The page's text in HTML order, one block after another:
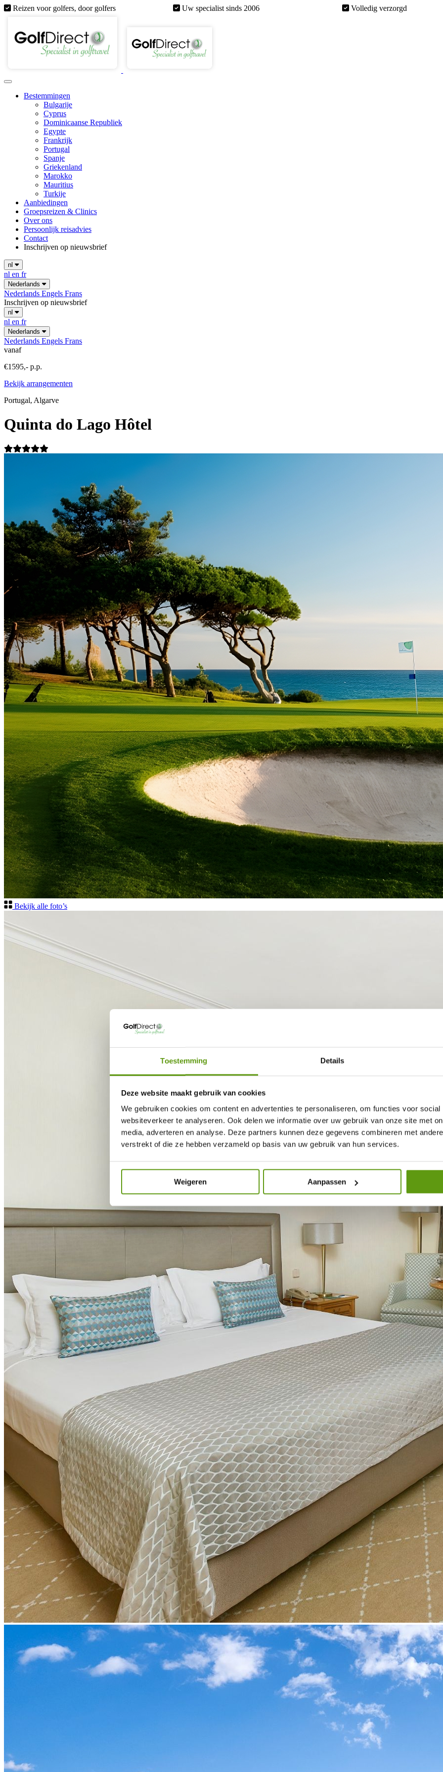
Toestemming Details
Deze website maakt gebruik van cookies
We gebruiken cookies om content en advertenties te personaliseren, om functies voor
websiteverkeer te analyseren. Ook delen we informatie over uw gebruik van onze site met
media, adverteren en analyse. Deze partners kunnen deze gegevens combineren met
verstrekt of die ze hebben verzameld op basis van uw gebruik van hun services.
Weigeren Aanpassen
Reizen voor golfers, door golfers Uw specialist sinds 2006 Volledig verzorgd
Bestemmingen
Bulgarije
Cyprus
Dominicaanse Republiek
Egypte
Frankrijk
Portugal
Spanje
Griekenland
Marokko
Mauritius
Turkije
Aanbiedingen
Groepsreizen & Clinics
Over ons
Persoonlijk reisadvies
Contact
Inschrijven op nieuwsbrief
nl
nl en fr
Nederlands
Nederlands Engels Frans
Inschrijven op nieuwsbrief
nl
nl en fr
Nederlands
Nederlands Engels Frans
vanaf
€1595,- p.p.
Bekijk arrangementen
Portugal, Algarve
Quinta do Lago Hôtel
Bekijk alle foto’s